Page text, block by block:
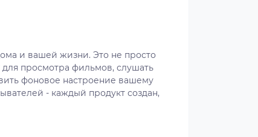
и вашей жизни. Это не просто
для просмотра фильмов, слушать
фоновое настроение вашему
- каждый продукт создан,